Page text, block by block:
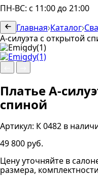
ПН-ВС: с 11:00 до 21:00
Главная Каталог
А-силуэта с открытой
Платье А-
спиной
Артикул: К 0482 в
49 800 руб.
Цену уточняйте в
размера,